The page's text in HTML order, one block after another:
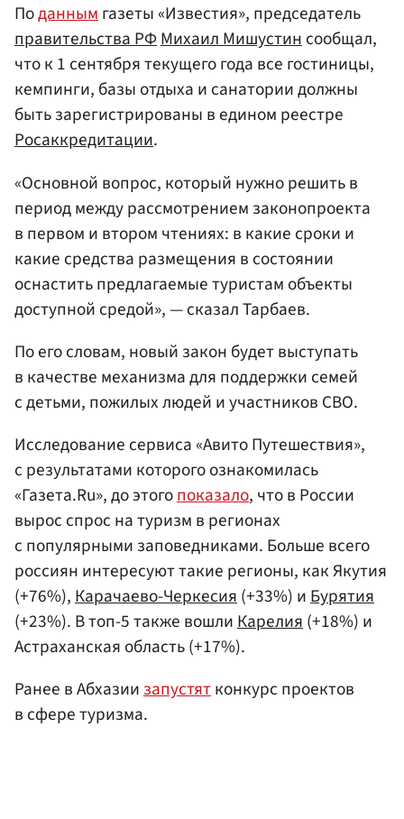
Поданнымгазеты «Известия», председатель
правительства РФМихаил Мишустинсообщал,
что к 1 сентября текущего года все гостиницы,
кемпинги, базы отдыха и санатории должны
быть зарегистрированы в едином реестре
Росаккредитации.
«Основной вопрос, который нужно решить в
период между рассмотрением законопроекта
в первом и втором чтениях: в какие сроки и
какие средства размещения в состоянии
оснастить предлагаемые туристам объекты
доступной средой», — сказал Тарбаев.
По его словам, новый закон будет выступать
в качестве механизма для поддержки семей
с детьми, пожилых людей и участников СВО.
Исследование сервиса «Авитo Путешествия»,
с результатами которого ознакомилась
«Газета.Ru», до этогопоказало, что в России
вырос спрос на туризм в регионах
с популярными заповедниками. Больше всего
россиян интересуют такие регионы, как Якутия
(+76%),Карачаево-Черкесия(+33%) иБурятия
(+23%). В топ-5 также вошлиКарелия(+18%) и
Астраханская область (+17%).
Ранее в Абхазиизапустятконкурс проектов
в сфере туризма.